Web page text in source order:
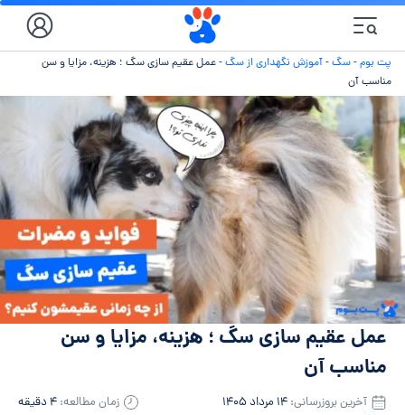
پت بوم-سگ-آموزش نگهداری از سگ-عمل عقیم سازی سگ ؛ هزینه، مزایا و سن
مناسب آن
عمل عقیم سازی سگ ؛ هزینه، مزایا و سن
مناسب آن
آخرین بروزرسانی: ۱۴ مرداد ۱۴۰۵ زمان مطالعه: ۴ دقیقه